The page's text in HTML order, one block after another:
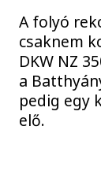
A folyó
csaknem
DKW NZ
a
pedig egy
elő.